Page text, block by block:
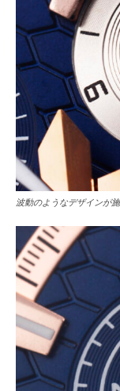
波動のようなデザインが